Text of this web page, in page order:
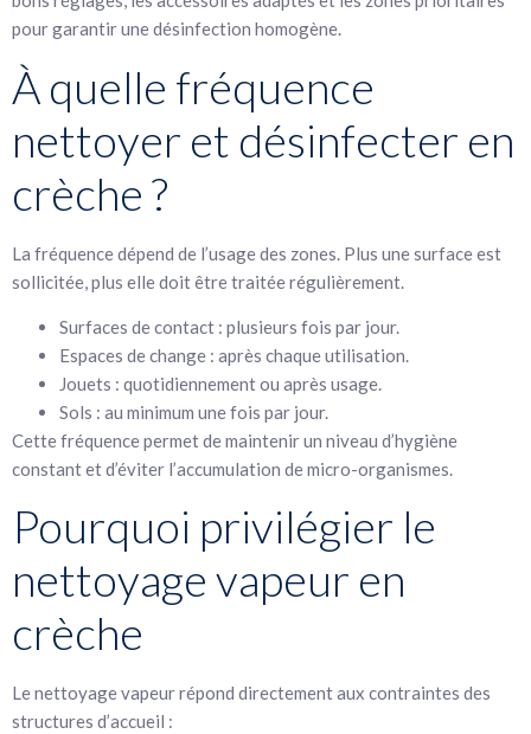
pour garantir une désinfection homogène.
À quelle fréquence
nettoyer et désinfecter en
crèche ?
La fréquence dépend de l’usage des zones. Plus une surface est
sollicitée, plus elle doit être traitée régulièrement.
Surfaces de contact : plusieurs fois par jour.
Espaces de change : après chaque utilisation.
Jouets : quotidiennement ou après usage.
Sols : au minimum une fois par jour.
Cette fréquence permet de maintenir un niveau d’hygiène
constant et d’éviter l’accumulation de micro-organismes.
Pourquoi privilégier le
nettoyage vapeur en
crèche
Le nettoyage vapeur répond directement aux contraintes des
structures d’accueil :